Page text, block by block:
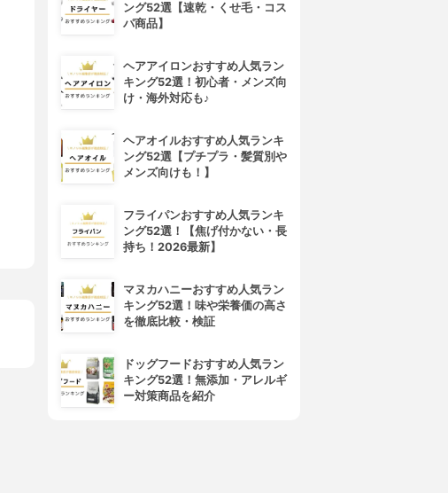
ング52選【速乾・くせ毛・コス
パ商品】
ヘアアイロンおすすめ人気ラン
キング52選！初心者・メンズ向
け・海外対応も♪
ヘアオイルおすすめ人気ランキ
ング52選【プチプラ・髪質別や
メンズ向けも！】
フライパンおすすめ人気ランキ
ング52選！【焦げ付かない・長
持ち！2026最新】
マヌカハニーおすすめ人気ラン
キング52選！味や栄養価の高さ
を徹底比較・検証
ドッグフードおすすめ人気ラン
キング52選！無添加・アレルギ
ー対策商品を紹介